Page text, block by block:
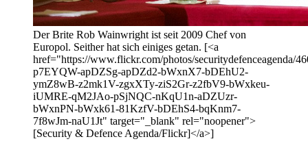
Der Brite Rob Wainwright ist seit 2009 Chef von
Europol. Seither hat sich einiges getan. [<a
href="https://www.flickr.com/photos/securitydefenceagenda/
p7EYQW-apDZSg-apDZd2-bWxnX7-bDEhU2-
ymZ8wB-z2mk1V-zgxXTy-ziS2Gr-z2fbV9-bWxkeu-
iUMRE-qM2JAo-pSjNQC-nKqU1n-aDZUzr-
bWxnPN-bWxk61-81KzfV-bDEhS4-bqKnm7-
7f8wJm-naU1Jt" target="_blank" rel="noopener">
[Security & Defence Agenda/Flickr]</a>]